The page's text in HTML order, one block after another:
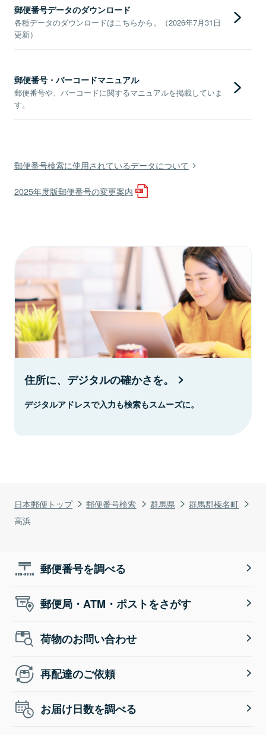
日本郵便トップ 郵便番号検索 群馬県
群馬郡榛名町
高浜
郵便番号データのダウンロード
各種データのダウンロードはこちらから。（2026年7月31日
更新）
郵便番号・バーコードマニュアル
郵便番号や、バーコードに関するマニュアルを掲載していま
す。
郵便番号検索に使用されているデータについて
2025年度版郵便番号の変更案内
住所に、デジタルの確かさを。
デジタルアドレスで入力も検索もスムーズに。
郵便番号を調べる
郵便局・ATM・ポストをさがす
荷物のお問い合わせ
再配達のご依頼
お届け日数を調べる